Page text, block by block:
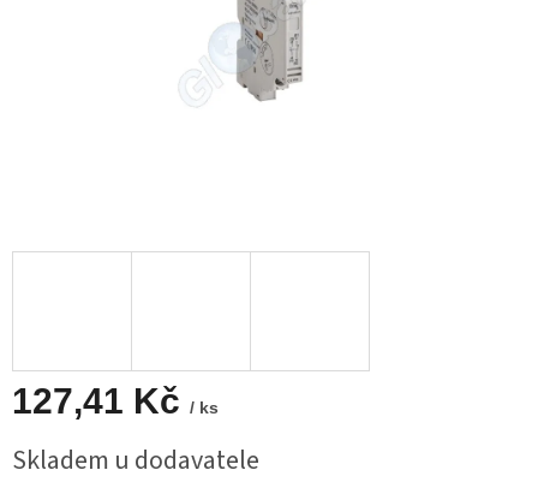
127,41 Kč / ks
cena:
Skladem u dodavatele